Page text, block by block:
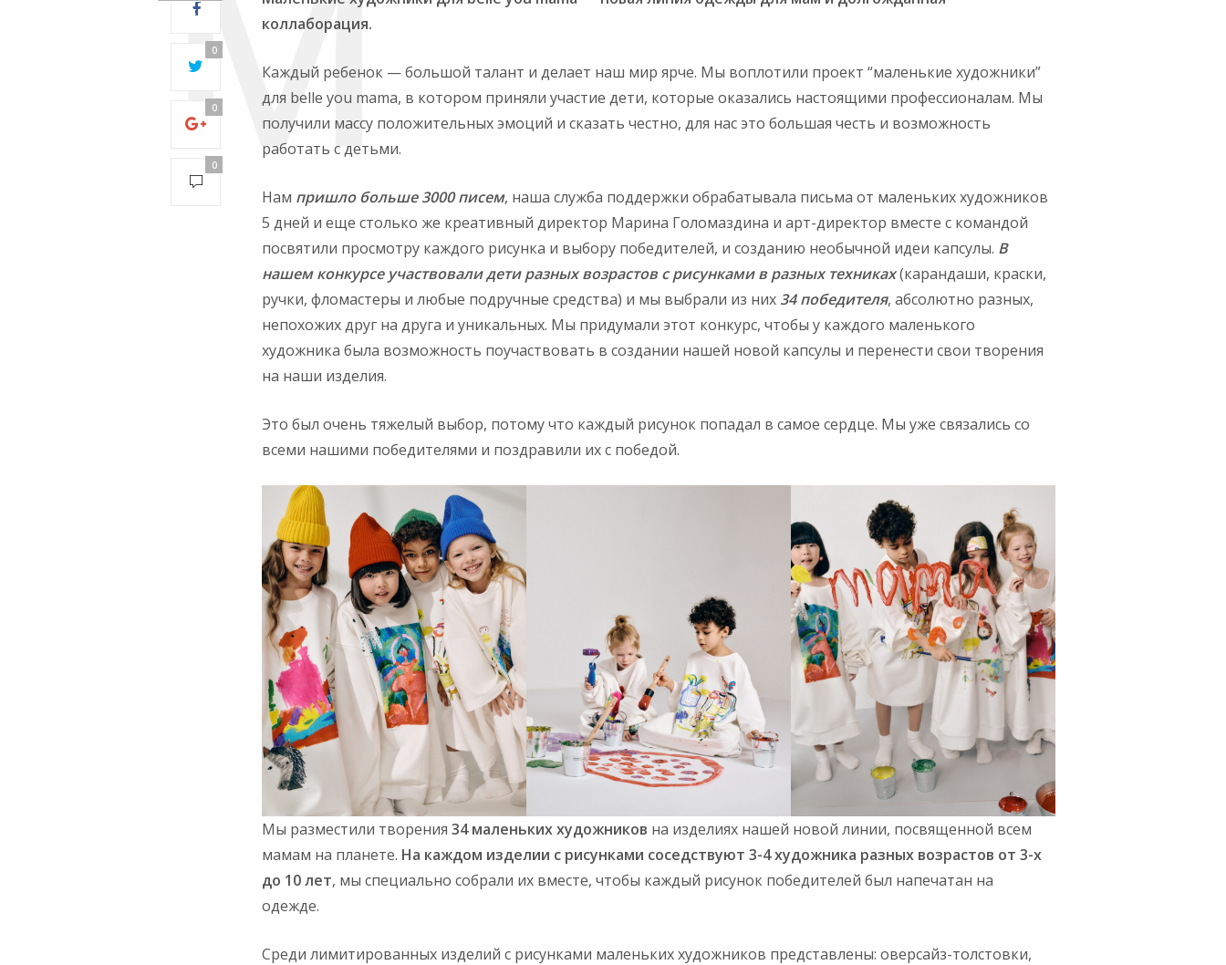
28:
timed out
after 5000
with 0 out of
0 bytes
0
0
0
коллаборация.
Каждый ребенок — большой талант и делает наш мир ярче. Мы воплотили проект “маленькие художники”
для belle you mama, в котором приняли участие дети, которые оказались настоящими профессионалам. Мы
получили массу положительных эмоций и сказать честно, для нас это большая честь и возможность
работать с детьми.
Нам пришло больше 3000 писем, наша служба поддержки обрабатывала письма от маленьких художников
5 дней и еще столько же креативный директор Марина Голомаздина и арт-директор вместе с командой
посвятили просмотру каждого рисунка и выбору победителей, и созданию необычной идеи капсулы. В
нашем конкурсе участвовали дети разных возрастов с рисунками в разных техниках(карандаши, краски,
ручки, фломастеры и любые подручные средства) и мы выбрали из них 34 победителя, абсолютно разных,
непохожих друг на друга и уникальных. Мы придумали этот конкурс, чтобы у каждого маленького
художника была возможность поучаствовать в создании нашей новой капсулы и перенести свои творения
на наши изделия.
Это был очень тяжелый выбор, потому что каждый рисунок попадал в самое сердце. Мы уже связались со
всеми нашими победителями и поздравили их с победой.
Мы разместили творения 34 маленьких художников на изделиях нашей новой линии, посвященной всем
мамам на планете. На каждом изделии с рисунками соседствуют 3-4 художника разных возрастов от 3-х
до 10 лет, мы специально собрали их вместе, чтобы каждый рисунок победителей был напечатан на
одежде.
Среди лимитированных изделий с рисунками маленьких художников представлены: оверсайз-толстовки,